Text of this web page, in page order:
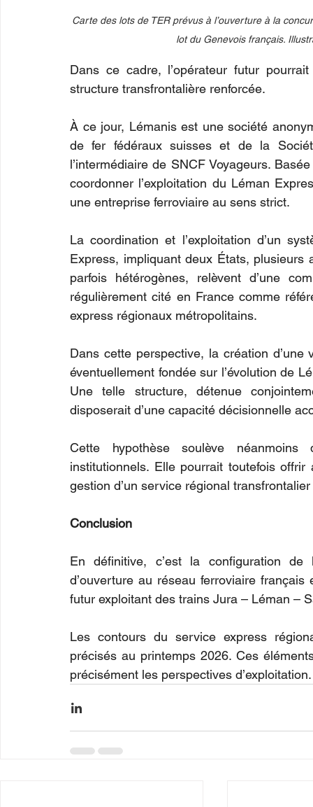
Carte des lots de TER prévus à l’ouverture à la
lot du Genevois français.
Dans ce cadre, l’opérateur futur
structure transfrontalière renforcée.
À ce jour, Lémanis est une société
de fer fédéraux suisses et de la
l’intermédiaire de SNCF Voyageurs.
coordonner l’exploitation du Léman
une entreprise ferroviaire au sens strict.
La coordination et l’exploitation d’un
Express, impliquant deux États, plusieurs
parfois hétérogènes, relèvent d’une
régulièrement cité en France comme
express régionaux métropolitains.
Dans cette perspective, la création
éventuellement fondée sur l’évolution de
Une telle structure, détenue
disposerait d’une capacité décisionnelle
Cette hypothèse soulève néanmoins
institutionnels. Elle pourrait toutefois
gestion d’un service régional
Conclusion
En définitive, c’est la configuration de
d’ouverture au réseau ferroviaire
futur exploitant des trains Jura – Léman –
Les contours du service express
précisés au printemps 2026. Ces
précisément les perspectives d’exploitation.